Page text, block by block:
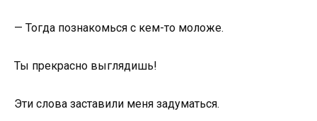
— Тогда познакомься с кем-то моложе.
Ты прекрасно выглядишь!
Эти слова заставили меня задуматься.